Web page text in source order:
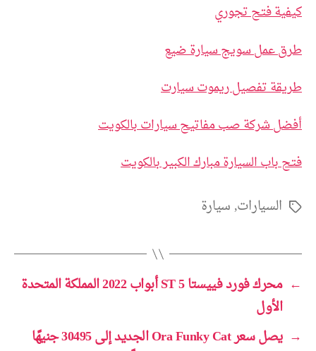
كيفية فتح تجوري
طرق عمل سويج سيارة ضيع
طريقة تفصيل ريموت سيارت
أفضل شركة صب مفاتيح سيارات بالكويت
فتح باب السيارة مبارك الكبير بالكويت
الوسومالسيارات,سيارة
←
محرك فورد فييستا ST 5 أبواب 2022 المملكة المتحدة
الأول
→
يصل سعر Ora Funky Cat الجديد إلى 30495 جنيهًا